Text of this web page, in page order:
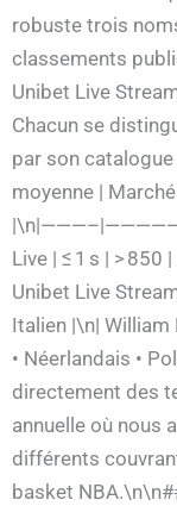
robuste trois
classements
Unibet Live
Chacun se
par son
moyenne |
Live | ≤ 1 s | > 850
Unibet Live
Italien |\n| William
• Néerlandais •
directement des
annuelle où nous
différents
basket